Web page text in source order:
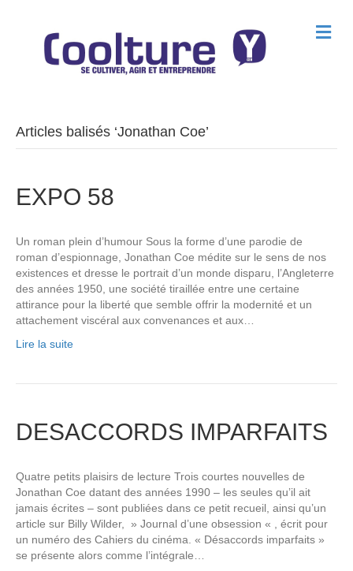
M
e
Articles balisés ‘Jonathan Coe’
EXPO 58
Un roman plein d’humour Sous la forme d’une parodie de
roman d’espionnage, Jonathan Coe médite sur le sens de nos
existences et dresse le portrait d’un monde disparu, l’Angleterre
des années 1950, une société tiraillée entre une certaine
attirance pour la liberté que semble offrir la modernité et un
attachement viscéral aux convenances et aux…
Lire la suite
DESACCORDS IMPARFAITS
Quatre petits plaisirs de lecture Trois courtes nouvelles de
Jonathan Coe datant des années 1990 – les seules qu’il ait
jamais écrites – sont publiées dans ce petit recueil, ainsi qu’un
article sur Billy Wilder, » Journal d’une obsession « , écrit pour
un numéro des Cahiers du cinéma. « Désaccords imparfaits »
se présente alors comme l’intégrale…